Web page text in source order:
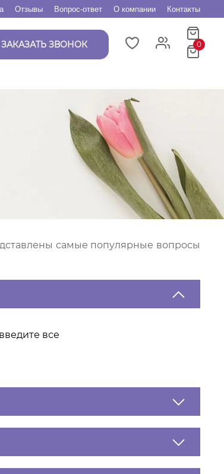
Отзывы Вопрос-ответ О компании Контакты
ЗАКАЗАТЬ ЗВОНОК 0
самые популярные вопросы
все